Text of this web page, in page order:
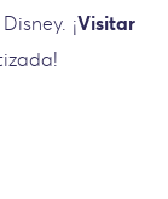
¡Visitar